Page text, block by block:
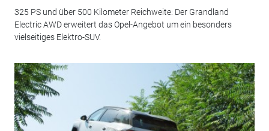
325 PS und über 500 Kilometer Reichweite: Der Grandland
Electric AWD erweitert das Opel-Angebot um ein besonders
vielseitiges Elektro-SUV.